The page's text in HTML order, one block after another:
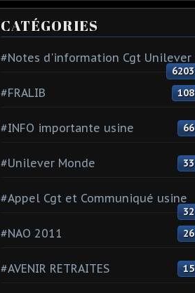
CATÉGORIES
#Notes d'information Cgt Unilever
6203
#FRALIB 108
#INFO importante usine 66
#Unilever Monde 33
#Appel Cgt et Communiqué usine
32
#NAO 2011 26
#AVENIR RETRAITES 15